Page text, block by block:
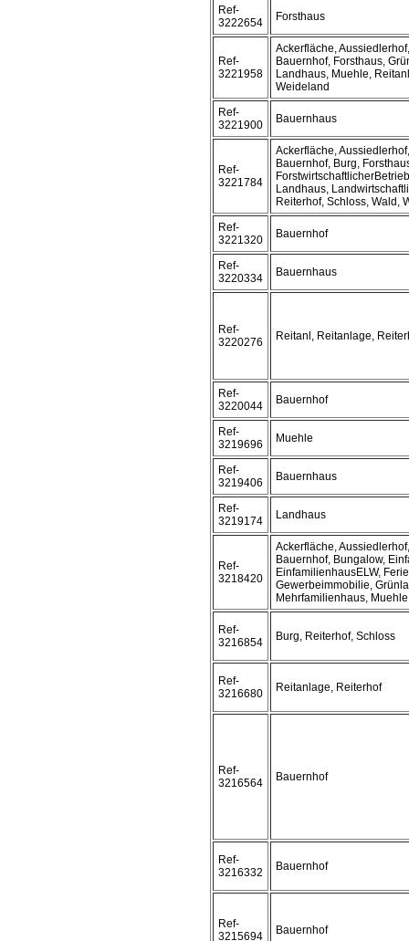
Ref-
3222654
Forsthaus
Ref-
3221958
Ackerfläche,
Bauernhof, Forsthaus,
Landhaus, Muehle,
Weideland
Ref-
3221900
Bauernhaus
Ref-
3221784
Ackerfläche,
Bauernhof, Burg,
Landhaus,
Reiterhof, Schloss, Wald,
Ref-
3221320
Bauernhof
Ref-
3220334
Bauernhaus
Ref-
3220276
Reitanl, Reitanlage,
Ref-
3220044
Bauernhof
Ref-
3219696
Muehle
Ref-
3219406
Bauernhaus
Ref-
3219174
Landhaus
Ref-
3218420
Ackerfläche,
Bauernhof, Bungalow,
EinfamilienhausELW,
Gewerbeimmobilie,
Mehrfamilienhaus,
Ref-
3216854
Burg, Reiterhof, Schloss
Ref-
3216680
Reitanlage, Reiterhof
Ref-
3216564
Bauernhof
Ref-
3216332
Bauernhof
Ref-
3215694
Bauernhof